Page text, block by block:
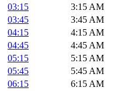
03:15
3:15 AM
03:45
3:45 AM
04:15
4:15 AM
04:45
4:45 AM
05:15
5:15 AM
05:45
5:45 AM
06:15
6:15 AM